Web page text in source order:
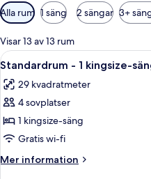
Tillgängliga
filter
för
rum
Alla rum 1 säng 2 sängar 3+
Visar 13 av 13 rum
Öppna
alla
foton
för
Standardrum
-
1
kingsize-
8
Standardrum - 1 kingsize-
29 kvadratmeter
4 sovplatser
1 kingsize-säng
Gratis wi-fi
Mer information
Mer